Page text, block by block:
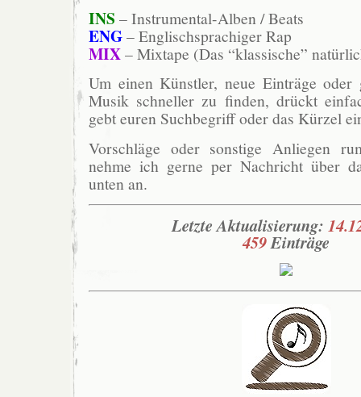
INS – Instrumental-Alben / Beats
ENG– Englischsprachiger Rap
MIX– Mixtape (Das “klassische”
Um einen Künstler, neue Einträge
Musik schneller zu finden, drückt
gebt euren Suchbegriff oder das Kürzel
Vorschläge oder sonstige Anliegen
nehme ich gerne per Nachricht über
unten an.
Letzte Aktualisierung:
459Einträge